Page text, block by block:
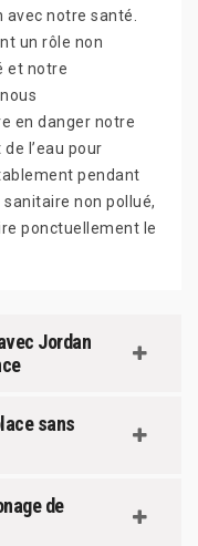
notre santé.
un rôle non
et notre
en danger notre
l’eau pour
pendant
sanitaire non pollué,
ponctuellement le
Jordan
sans
de